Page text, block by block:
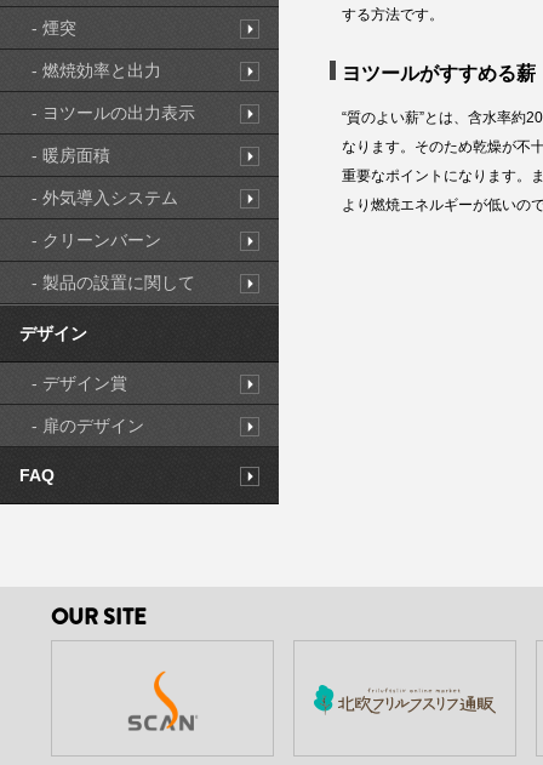
- 煙突
- 燃焼効率と出力
- ヨツールの出力表示
- 暖房面積
- 外気導入システム
- クリーンバーン
- 製品の設置に関して
デザイン
- デザイン賞
- 扉のデザイン
FAQ
する方法です。
ヨツールがすすめる薪
“質のよい薪”とは、含水率約
なります。そのため乾燥が不
重要なポイントになります。
より燃焼エネルギーが低いの
OUR SITE